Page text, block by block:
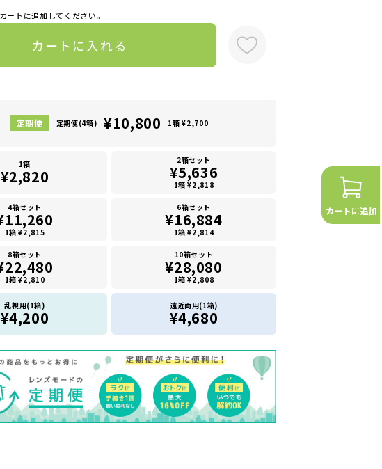
ートに追加してください。
カートに入れる
定期便(4箱) ¥10,800 1箱 ¥2,700
1箱
¥2,820
2箱セット
¥5,636
1箱 ¥2,818
4箱セット
1箱 ¥2,815
6箱セット
¥16,884
1箱 ¥2,814
8箱セット
1箱 ¥2,810
10箱セット
¥28,080
1箱 ¥2,808
乱視用(1箱)
¥4,200
遠近両用(1箱)
¥4,680